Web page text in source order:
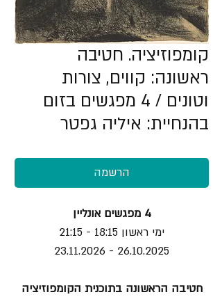
קומפוזיציה. חטיבה
ראשונה: קווים, צורות
וטונים / 4 מפגשים בזום
בהנחיית: איליה גפטר
הרשמה
4 מפגשים אונליין
ימי ראשון 18:15 - 21:15
26.10.2025 - 23.11.2026
חטיבה הראשונה בתוכנית הקומפוזיציה